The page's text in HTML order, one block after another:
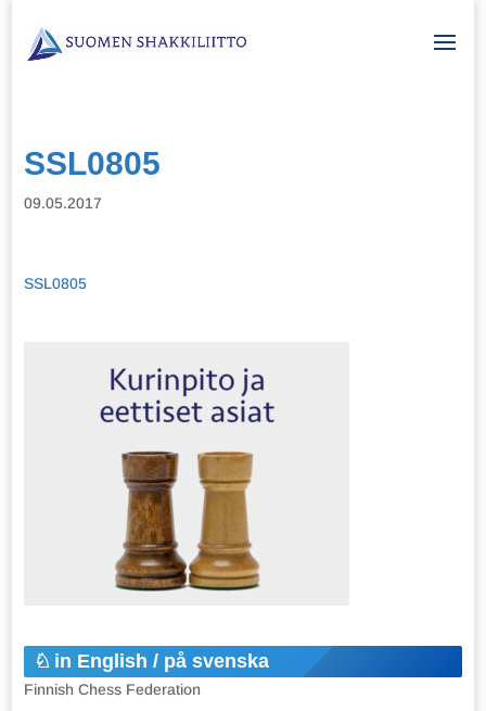
SSL0805
09.05.2017
SSL0805
in English / på svenska
Finnish Chess Federation